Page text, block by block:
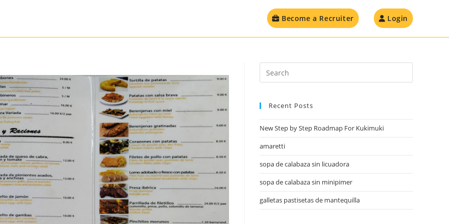
Become a Recruiter Login
Recent Posts
New Step by Step Roadmap For Kukimuki
amaretti
sopa de calabaza sin licuadora
sopa de calabaza sin minipimer
galletas pastisetas de mantequilla